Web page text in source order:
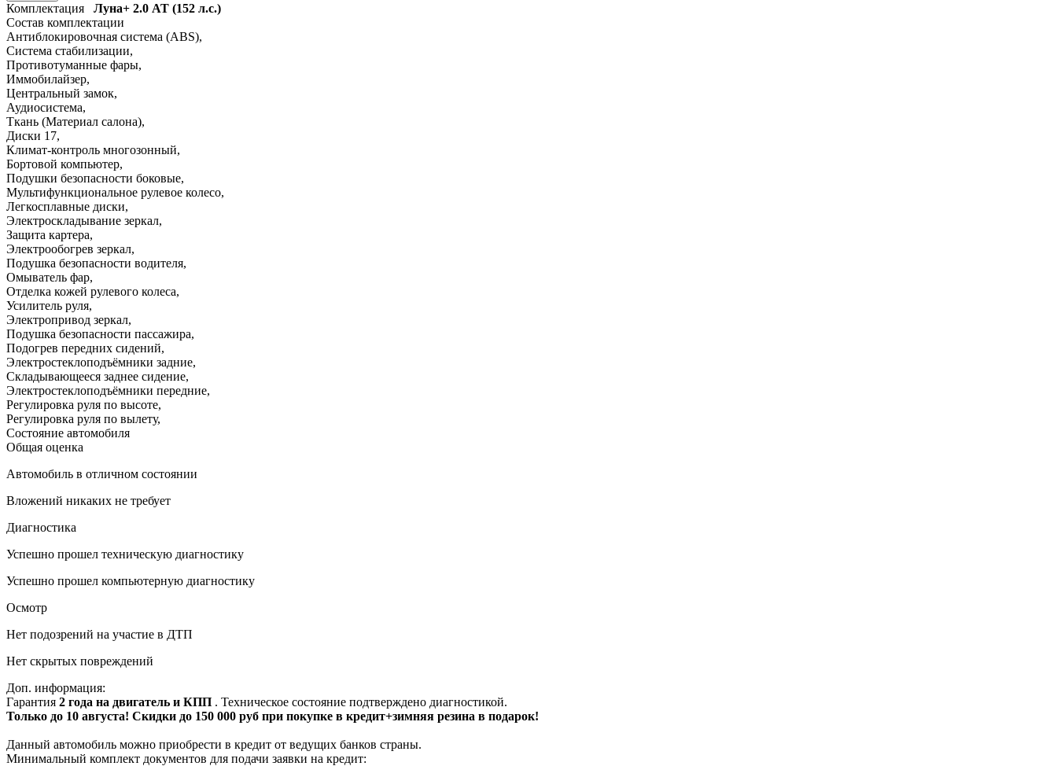
Комплектация Луна+ 2.0 АТ (152 л.с.)
Состав комплектации
Антиблокировочная система (ABS),
Система стабилизации,
Противотуманные фары,
Иммобилайзер,
Центральный замок,
Аудиосистема,
Ткань (Материал салона),
Диски 17,
Климат-контроль многозонный,
Бортовой компьютер,
Подушки безопасности боковые,
Мультифункциональное рулевое колесо,
Легкосплавные диски,
Электроскладывание зеркал,
Защита картера,
Электрообогрев зеркал,
Подушка безопасности водителя,
Омыватель фар,
Отделка кожей рулевого колеса,
Усилитель руля,
Электропривод зеркал,
Подушка безопасности пассажира,
Подогрев передних сидений,
Электростеклоподъёмники задние,
Складывающееся заднее сидение,
Электростеклоподъёмники передние,
Регулировка руля по высоте,
Регулировка руля по вылету,
Состояние автомобиля
Общая оценка
Автомобиль в отличном состоянии
Вложений никаких не требует
Диагностика
Успешно прошел техническую диагностику
Успешно прошел компьютерную диагностику
Осмотр
Нет подозрений на участие в ДТП
Нет скрытых повреждений
Доп. информация:
Гарантия 2 года на двигатель и КПП . Техническое состояние подтверждено диагностикой.
Только до 10 августа! Скидки до 150 000 руб при покупке в кредит+зимняя резина в подарок!
Данный автомобиль можно приобрести в кредит от ведущих банков страны.
Минимальный комплект документов для подачи заявки на кредит: